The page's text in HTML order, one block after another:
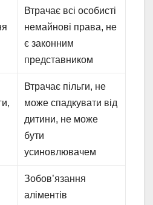
Втрачає всі особисті
немайнові права, не
є законним
представником
Втрачає пільги, не
може спадкувати від
дитини, не може
бути
усиновлювачем
Зобов’язання
аліментів